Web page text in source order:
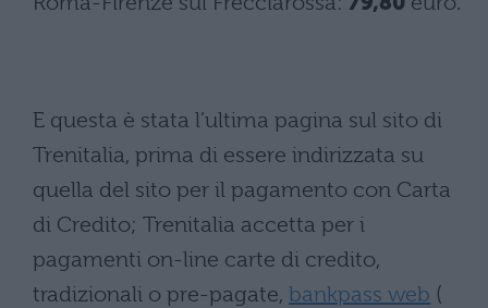
E questa è stata l’ultima pagina sul sito di
Trenitalia, prima di essere indirizzata su
quella del sito per il pagamento con Carta
di Credito; Trenitalia accetta per i
pagamenti on-line carte di credito,
tradizionali o pre-pagate, bankpass web (